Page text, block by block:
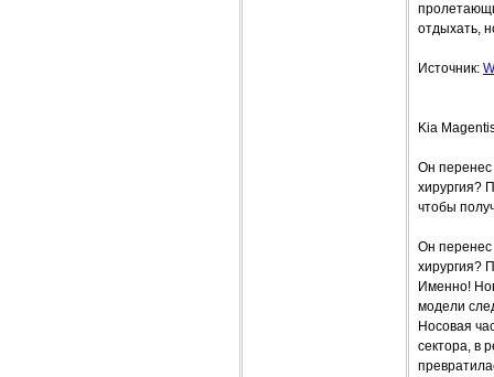
отдыхать,
Источник:
Kia
Он перенес
хирургия?
чтобы
Он перенес
хирургия?
Именно!
модели
Носовая
сектора, в